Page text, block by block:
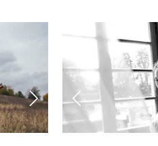
Nächstes BildVorheriges Bild